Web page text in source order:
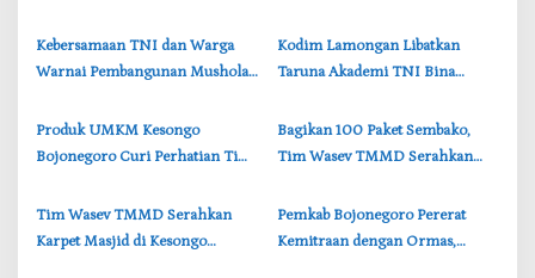
s
Bondol
Mudah Beraktivitas
‎Kebersamaan TNI dan Warga
Warnai Pembangunan Mushola
Bojonegoro-Lamongan
‎Kodim Lamongan Libatkan
Taruna Akademi TNI Bina
‎Produk UMKM Kesongo
Bojonegoro Curi Perhatian Tim
Herry Beri Pujian
‎Bagikan 100 Paket Sembako,
Tim Wasev TMMD Serahkan
Bojonegoro
‎Tim Wasev TMMD Serahkan
Karpet Masjid di Kesongo
‎Pemkab Bojonegoro Pererat
Kemitraan dengan Ormas,